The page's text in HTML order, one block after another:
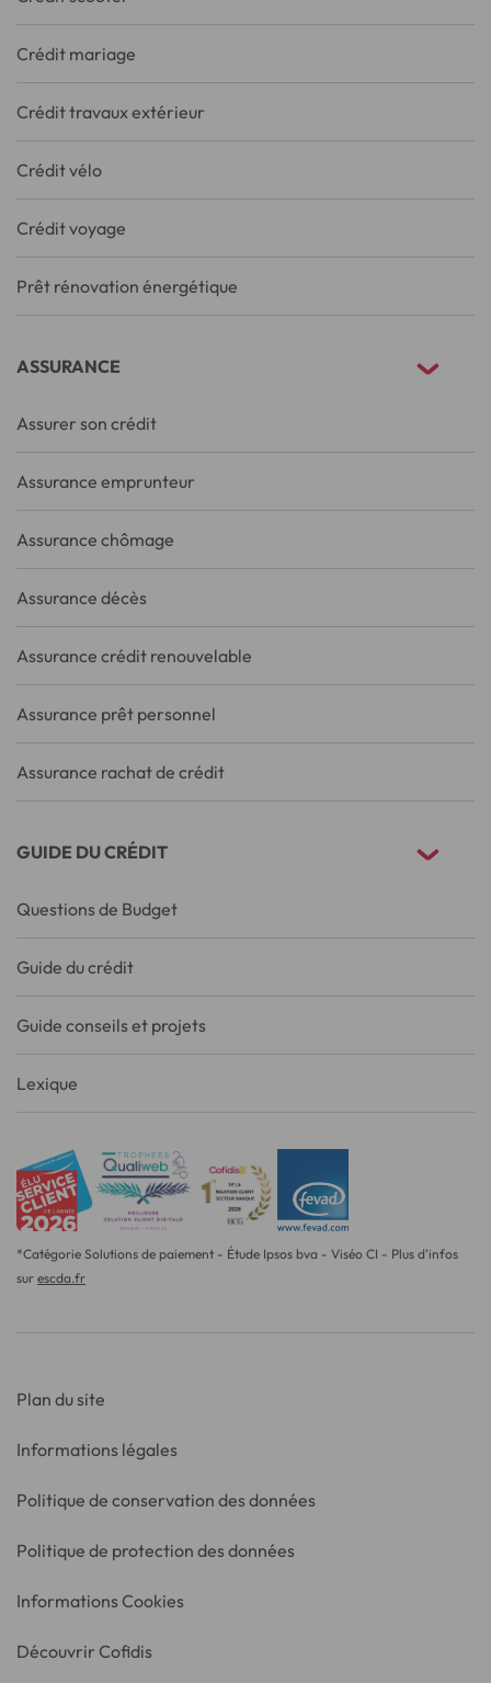
Crédit mariage
Crédit travaux extérieur
Crédit vélo
Crédit voyage
Prêt rénovation énergétique
ASSURANCE
Assurer son crédit
Assurance emprunteur
Assurance chômage
Assurance décès
Assurance crédit renouvelable
Assurance prêt personnel
Assurance rachat de crédit
GUIDE DU CRÉDIT
Questions de Budget
Guide du crédit
Guide conseils et projets
Lexique
*Catégorie Solutions de paiement - Étude Ipsos bva - Viséo CI - Plus d'infos
sur escda.fr
Plan du site
Informations légales
Politique de conservation des données
Politique de protection des données
Informations Cookies
Découvrir Cofidis